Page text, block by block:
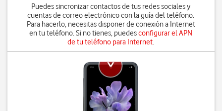
Puedes sincronizar contactos de tus redes sociales y
cuentas de correo electrónico con la guía del teléfono.
Para hacerlo, necesitas disponer de conexión a Internet
en tu teléfono. Si no tienes, puedesconfigurar el APN
de tu teléfono para Internet.